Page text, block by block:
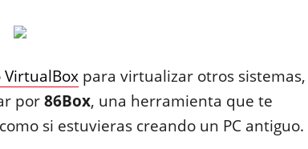
VirtualBoxpara virtualizar otros sistemas,
por86Box, una herramienta que te
si estuvieras creando un PC antiguo.